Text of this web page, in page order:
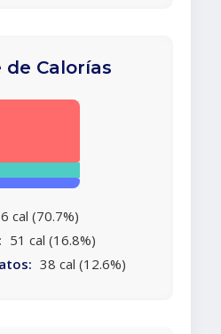
de Calorías
cal (70.7%)
51 cal (16.8%)
38 cal (12.6%)